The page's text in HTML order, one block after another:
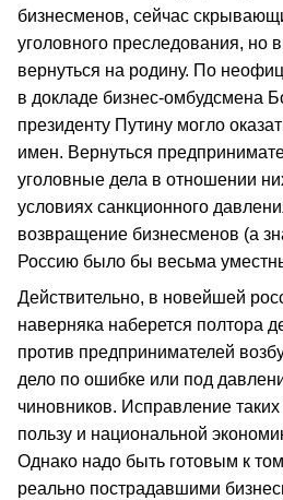
бизнесменов, сейчас
уголовного преследования, но
вернуться на родину. По
в докладе бизнес-омбудсмена
президенту Путину могло
имен. Вернуться
уголовные дела в отношении
условиях санкционного
возвращение бизнесменов (а
Россию было бы весьма
Действительно, в новейшей
наверняка наберется полтора
против предпринимателей
дело по ошибке или под
чиновников. Исправление
пользу и национальной
Однако надо быть готовым к
реально пострадавшими